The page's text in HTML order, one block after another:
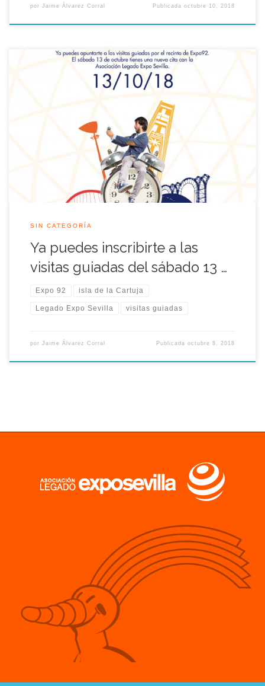
por Jaime Álvarez Corral Publicadaoctubre 10, 2018
Desde la Asociación Legado Expo queremos invitarte a las ya
tradicionales visitas guiadas por el legado de la Exposición
Universal de 1992, con el motivo de los 26 años de la clausura
SIN CATEGORÍA
Ya puedes inscribirte a las
visitas guiadas del sábado 13 …
Expo 92 isla de la Cartuja
Legado Expo Sevilla visitas guiadas
por Jaime Álvarez Corral Publicadaoctubre 8, 2018